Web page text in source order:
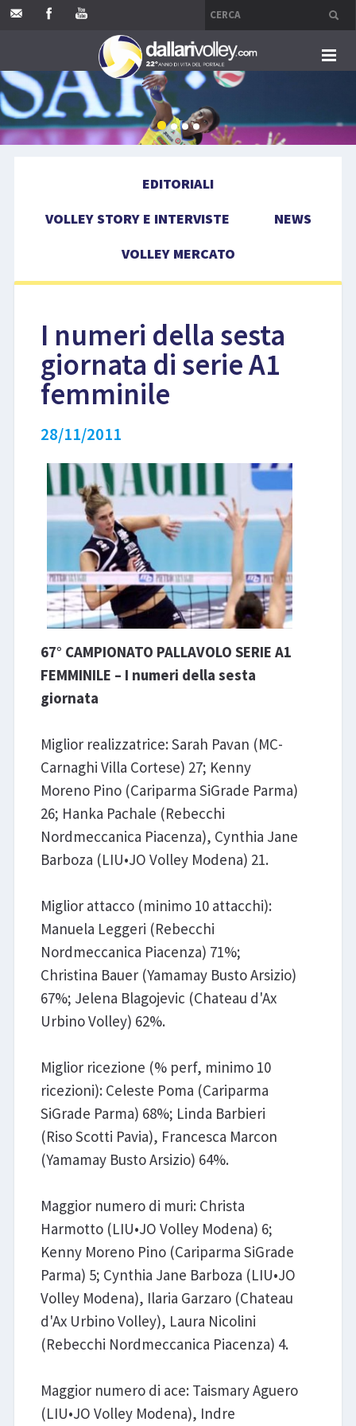
HOME
EVENTI
EDITORIALI
VOLLEY STORY E INTERVISTE
NEWS
VOLLEY MERCATO
I numeri della sesta
giornata di serie A1
femminile
28/11/2011
67° CAMPIONATO PALLAVOLO SERIE A1
FEMMINILE – I numeri della sesta
giornata
Miglior realizzatrice: Sarah Pavan (MC-
Carnaghi Villa Cortese) 27; Kenny
Moreno Pino (Cariparma SiGrade Parma)
26; Hanka Pachale (Rebecchi
Nordmeccanica Piacenza), Cynthia Jane
Barboza (LIU•JO Volley Modena) 21.
Miglior attacco (minimo 10 attacchi):
Manuela Leggeri (Rebecchi
Nordmeccanica Piacenza) 71%;
Christina Bauer (Yamamay Busto Arsizio)
67%; Jelena Blagojevic (Chateau d'Ax
Urbino Volley) 62%.
Miglior ricezione (% perf, minimo 10
ricezioni): Celeste Poma (Cariparma
SiGrade Parma) 68%; Linda Barbieri
(Riso Scotti Pavia), Francesca Marcon
(Yamamay Busto Arsizio) 64%.
Maggior numero di muri: Christa
Harmotto (LIU•JO Volley Modena) 6;
Kenny Moreno Pino (Cariparma SiGrade
Parma) 5; Cynthia Jane Barboza (LIU•JO
Volley Modena), Ilaria Garzaro (Chateau
d'Ax Urbino Volley), Laura Nicolini
(Rebecchi Nordmeccanica Piacenza) 4.
Maggior numero di ace: Taismary Aguero
(LIU•JO Volley Modena), Indre